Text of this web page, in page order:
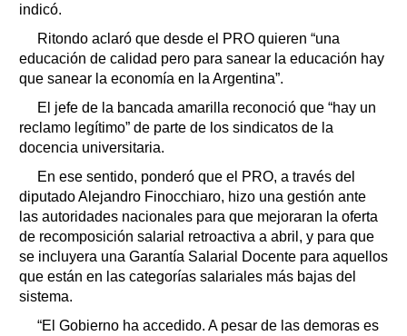
indicó.
Ritondo aclaró que desde el PRO quieren “una
educación de calidad pero para sanear la educación hay
que sanear la economía en la Argentina”.
El jefe de la bancada amarilla reconoció que “hay un
reclamo legítimo” de parte de los sindicatos de la
docencia universitaria.
En ese sentido, ponderó que el PRO, a través del
diputado Alejandro Finocchiaro, hizo una gestión ante
las autoridades nacionales para que mejoraran la oferta
de recomposición salarial retroactiva a abril, y para que
se incluyera una Garantía Salarial Docente para aquellos
que están en las categorías salariales más bajas del
sistema.
“El Gobierno ha accedido. A pesar de las demoras es